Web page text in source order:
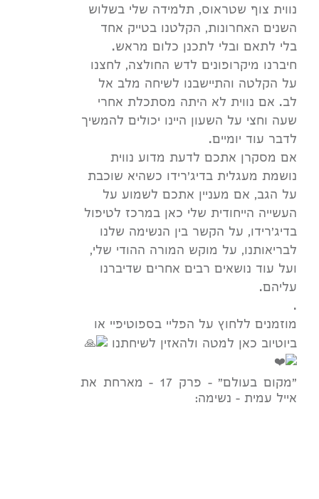
נווית צוף שטראוס, תלמידה שלי בשלוש
השנים האחרונות, הקלטנו בטייק אחד
בלי לתאם ובלי לתכנן כלום מראש.
חיברנו מיקרופונים לדש החולצה, לחצנו
על הקלטה והתיישבנו לשיחה מלב אל
לב. אם נווית לא היתה מסתכלת אחרי
שעה וחצי על השעון היינו יכולים להמשיך
לדבר עוד יומיים.
אם מסקרן אתכם לדעת מדוע נווית
נושמת מעגלית בדיג'רידו כשהיא שוכבת
על הגב, אם מעניין אתכם לשמוע על
העשייה הייחודית שלי כאן במרכז לטיפול
בדיג'רידו, על הקשר בין הנשימה שלנו
לבריאותנו, על מוקש המורה ההודי שלי,
ועל עוד נושאים רבים אחרים שדיברנו
עליהם.
.
מוזמנים ללחוץ על הפליי בספוטיפיי או
ביוטיוב כאן למטה ולהאזין לשיחתנו
"מקום בעולם" - פרק 17 - מארחת את
אייל עמית - נשימה: